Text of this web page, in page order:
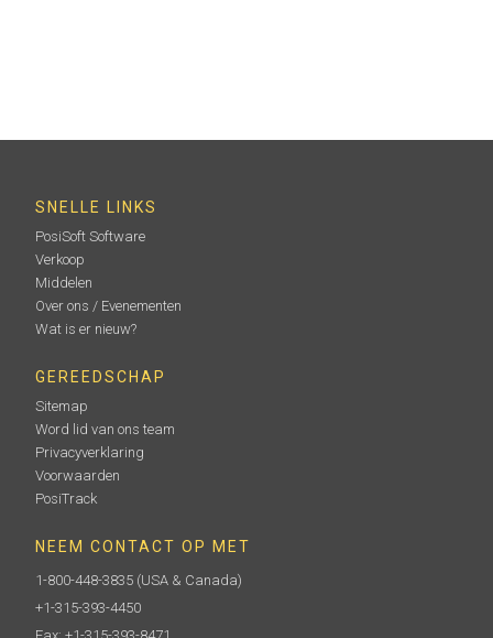
SNELLE LINKS
PosiSoft Software
Verkoop
Middelen
Over ons / Evenementen
Wat is er nieuw?
GEREEDSCHAP
Sitemap
Word lid van ons team
Privacyverklaring
Voorwaarden
PosiTrack
NEEM CONTACT OP MET
1-800-448-3835 (USA & Canada)
+1-315-393-4450